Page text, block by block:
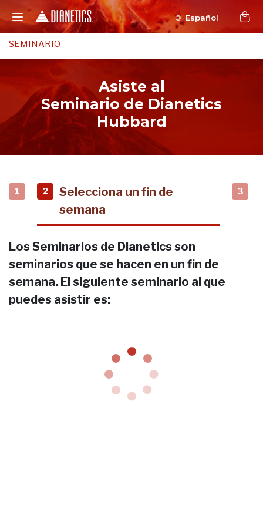
Español
SEMINARIO
Asiste al
Seminario de Dianetics
Hubbard
1 2
Selecciona un fin de
semana
3
Los Seminarios de Dianetics son
seminarios que se hacen en un fin de
semana. El siguiente seminario al que
puedes asistir es: